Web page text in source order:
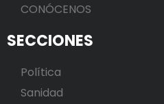
CONÓCENOS
SECCIONES
Política
Sanidad